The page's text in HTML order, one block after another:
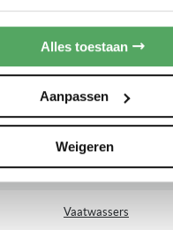
Alles toestaan
Aanpassen
Weigeren
in hoogte verstelbare
en glansspoelmiddel
47 dB
in doos incl. 5 jaar Inventum
handleiding.
Inventum
IVW6008AXL
Vaatwassers